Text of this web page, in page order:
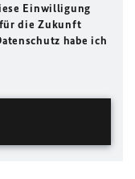
Einwilligung
die Zukunft
habe ich